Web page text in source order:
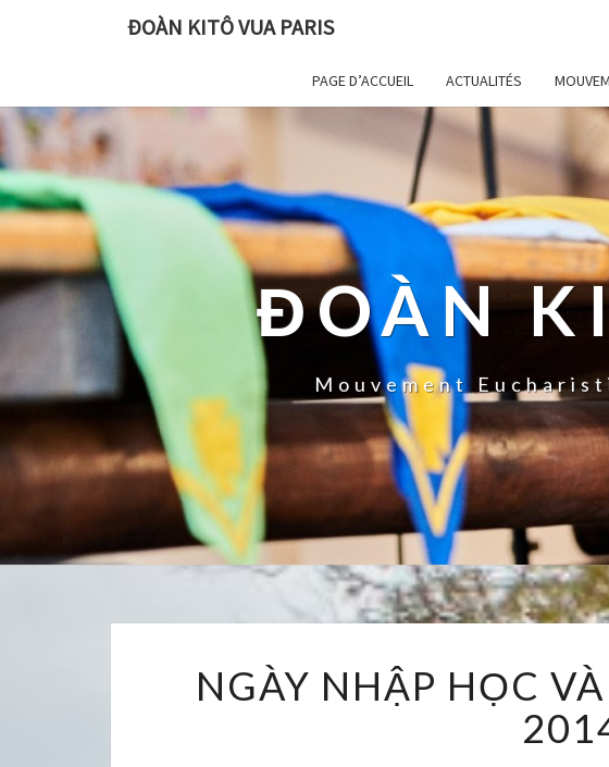
ĐOÀN KITÔ VUA PARIS
PAGE D’ACCUEIL ACTUALITÉS
ĐOÀN
Mouvement
VÀ
NGÀY NHẬP HỌC